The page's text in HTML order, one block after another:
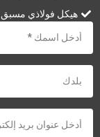
هيكل فولاذي مسبق